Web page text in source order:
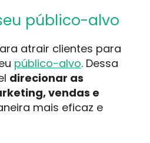
público-alvo
atrair clientes para
público-alvo. Dessa
direcionar as
vendas e
mais eficaz e